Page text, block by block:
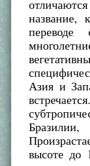
название,
Азия и
высоте до